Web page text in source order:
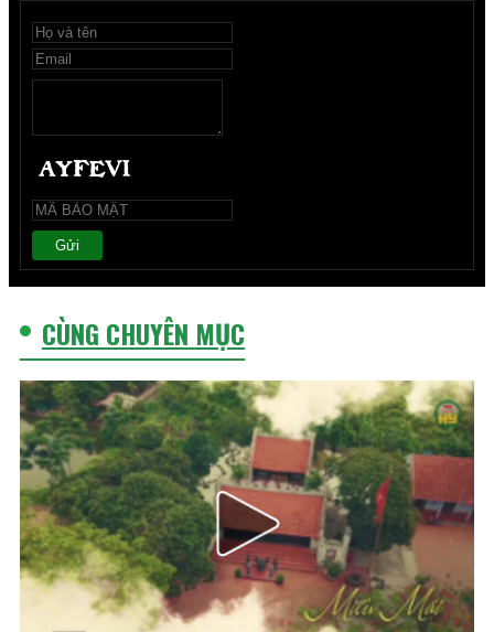
Gửi
CÙNG CHUYÊN MỤC